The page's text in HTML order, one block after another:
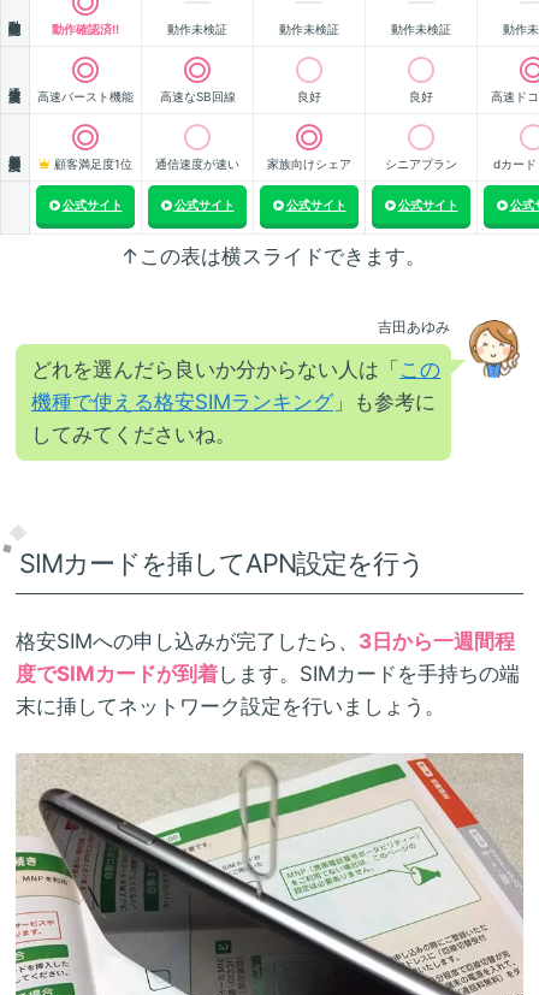
動作確認済!! 動作未検証 動作未検証 動作未検証 動作
高速バースト機能 高速なSB回線 良好 良好 高速ド
顧客満足度1位 通信速度が速い 家族向けシェア シニアプラン dカード
公式サイト 公式サイト 公式サイト 公式サイト 公式
↑この表は横スライドできます。
吉田あゆみ
どれを選んだら良いか分からない人は「 この
機種で使える格安SIMランキング 」も参考に
してみてくださいね。
SIMカードを挿してAPN設定を行う
格安SIMへの申し込みが完了したら、 3日から一週間程
度でSIMカードが到着します。SIMカードを手持ちの端
末に挿してネットワーク設定を行いましょう。